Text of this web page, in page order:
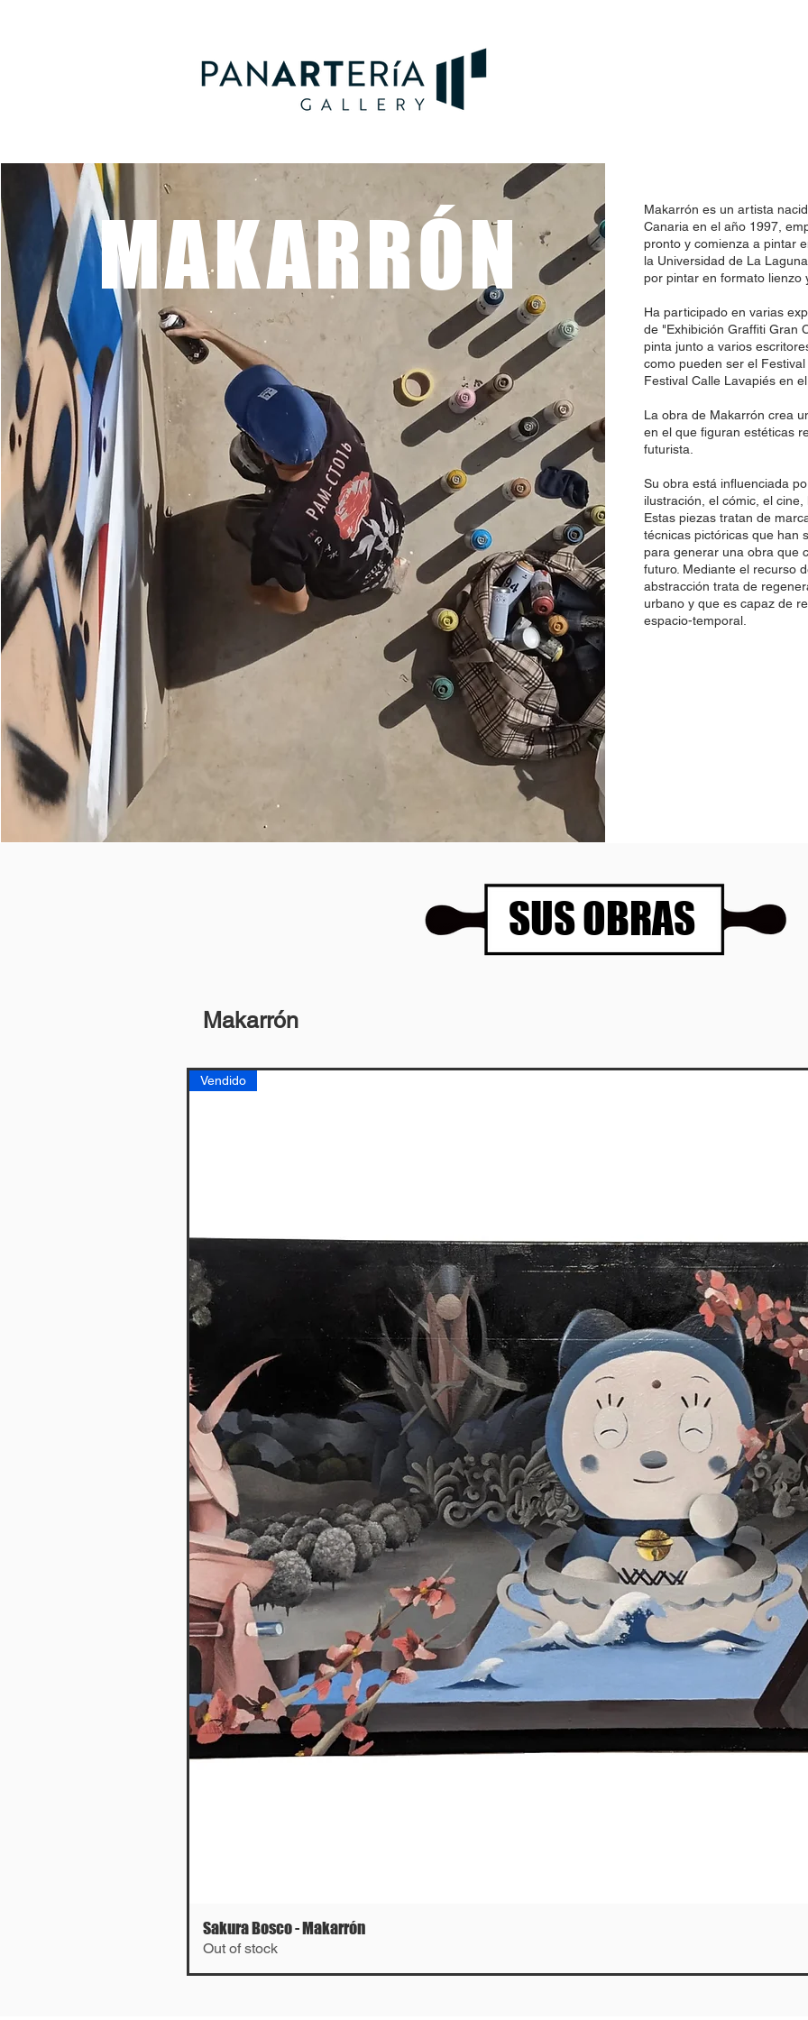
MAKARRÓN
Makarrón es un artista
Canaria en el año 1997,
pronto y comienza a pintar
la Universidad de La
por pintar en formato lienzo
Ha participado en varias
de "Exhibición Graffiti Gran
pinta junto a varios
como pueden ser el
Festival Calle Lavapiés en
La obra de Makarrón crea
en el que figuran estéticas
futurista.
Su obra está influenciada
ilustración, el cómic, el
Estas piezas tratan de
técnicas pictóricas que han
para generar una obra que
futuro. Mediante el recurso
abstracción trata de
urbano y que es capaz de
espacio-temporal.
SUS OBRAS
Makarrón
Vendido
Sakura Bosco - Makarrón
Out of stock